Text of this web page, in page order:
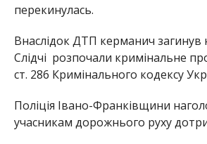
перекинулась.
Внаслідок ДТП керманич загинув
Слідчі розпочали кримінальне
ст. 286 Кримінального кодексу
Поліція Івано-Франківщини
учасникам дорожнього руху